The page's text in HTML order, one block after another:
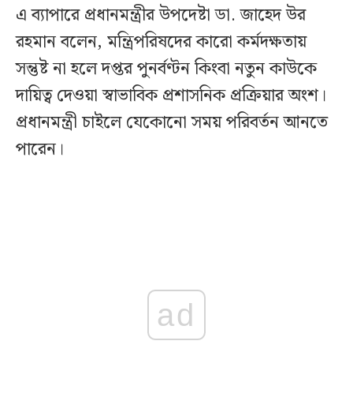
এ ব্যাপারে প্রধানমন্ত্রীর উপদেষ্টা ডা. জাহেদ উর
রহমান বলেন, মন্ত্রিপরিষদের কারো কর্মদক্ষতায়
সন্তুষ্ট না হলে দপ্তর পুনর্বণ্টন কিংবা নতুন কাউকে
দায়িত্ব দেওয়া স্বাভাবিক প্রশাসনিক প্রক্রিয়ার অংশ।
প্রধানমন্ত্রী চাইলে যেকোনো সময় পরিবর্তন আনতে
পারেন।
ad